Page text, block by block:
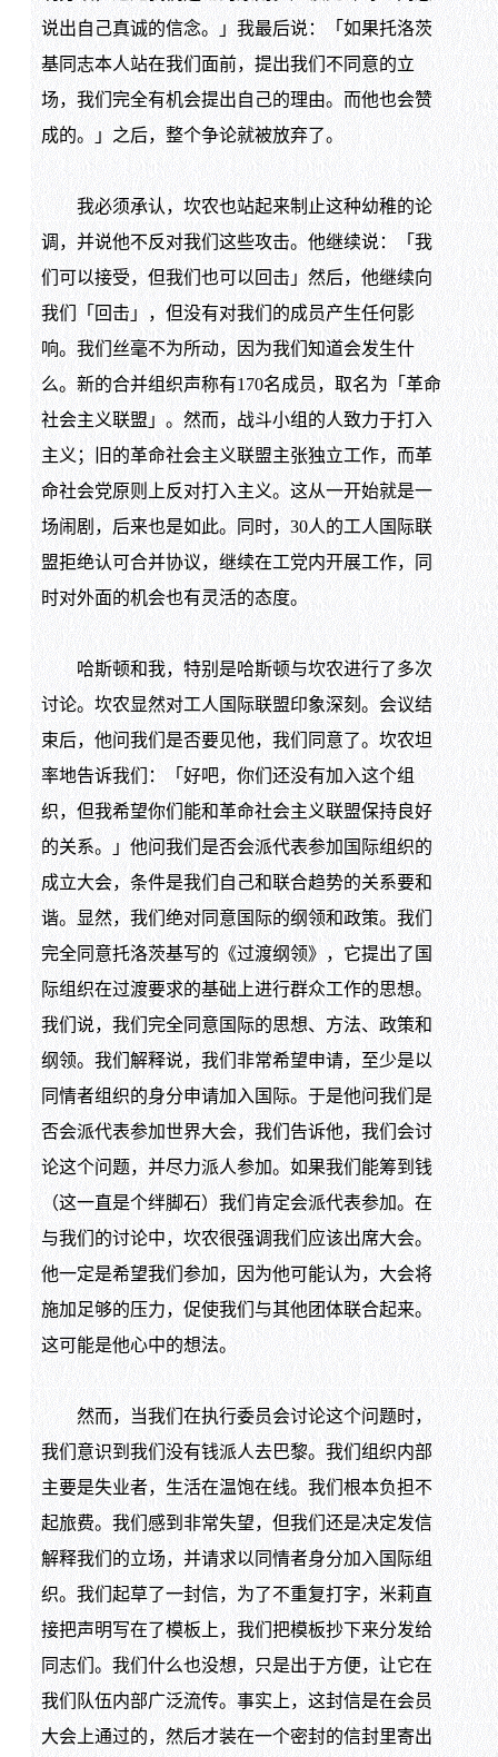
说出自己真诚的信念。」我最后说：「如果托洛茨
基同志本人站在我们面前，提出我们不同意的立
场，我们完全有机会提出自己的理由。而他也会赞
成的。」之后，整个争论就被放弃了。
我必须承认，坎农也站起来制止这种幼稚的论
调，并说他不反对我们这些攻击。他继续说：「我
们可以接受，但我们也可以回击」然后，他继续向
我们「回击」，但没有对我们的成员产生任何影
响。我们丝毫不为所动，因为我们知道会发生什
么。新的合并组织声称有170名成员，取名为「革命
社会主义联盟」。然而，战斗小组的人致力于打入
主义；旧的革命社会主义联盟主张独立工作，而革
命社会党原则上反对打入主义。这从一开始就是一
场闹剧，后来也是如此。同时，30人的工人国际联
盟拒绝认可合并协议，继续在工党内开展工作，同
时对外面的机会也有灵活的态度。
哈斯顿和我，特别是哈斯顿与坎农进行了多次
讨论。坎农显然对工人国际联盟印象深刻。会议结
束后，他问我们是否要见他，我们同意了。坎农坦
率地告诉我们：「好吧，你们还没有加入这个组
织，但我希望你们能和革命社会主义联盟保持良好
的关系。」他问我们是否会派代表参加国际组织的
成立大会，条件是我们自己和联合趋势的关系要和
谐。显然，我们绝对同意国际的纲领和政策。我们
完全同意托洛茨基写的《过渡纲领》，它提出了国
际组织在过渡要求的基础上进行群众工作的思想。
我们说，我们完全同意国际的思想、方法、政策和
纲领。我们解释说，我们非常希望申请，至少是以
同情者组织的身分申请加入国际。于是他问我们是
否会派代表参加世界大会，我们告诉他，我们会讨
论这个问题，并尽力派人参加。如果我们能筹到钱
（这一直是个绊脚石）我们肯定会派代表参加。在
与我们的讨论中，坎农很强调我们应该出席大会。
他一定是希望我们参加，因为他可能认为，大会将
施加足够的压力，促使我们与其他团体联合起来。
这可能是他心中的想法。
然而，当我们在执行委员会讨论这个问题时，
我们意识到我们没有钱派人去巴黎。我们组织内部
主要是失业者，生活在温饱在线。我们根本负担不
起旅费。我们感到非常失望，但我们还是决定发信
解释我们的立场，并请求以同情者身分加入国际组
织。我们起草了一封信，为了不重复打字，米莉直
接把声明写在了模板上，我们把模板抄下来分发给
同志们。我们什么也没想，只是出于方便，让它在
我们队伍内部广泛流传。事实上，这封信是在会员
大会上通过的，然后才装在一个密封的信封里寄出